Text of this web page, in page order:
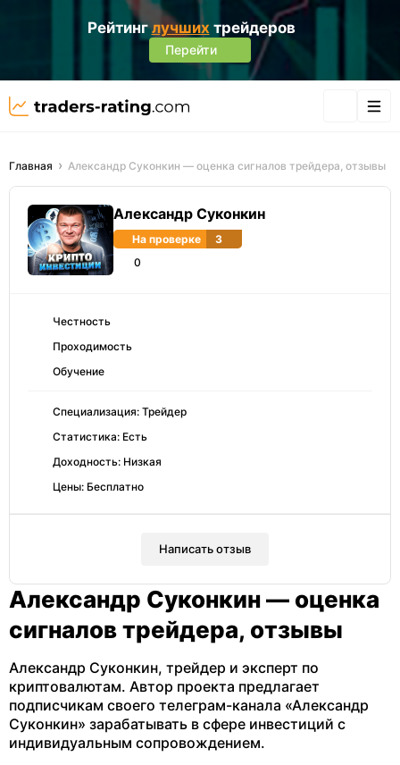
Рейтинглучших трейдеров
Перейти
Главная Александр Суконкин — оценка сигналов трейдера, отзывы
Александр Суконкин
На проверке
3
0
Честность
Проходимость
Обучение
Специализация: Трейдер
Статистика: Есть
Доходность: Низкая
Цены: Бесплатно
Написать отзыв
Александр Суконкин — оценка
сигналов трейдера, отзывы
Александр Суконкин, трейдер и эксперт по
криптовалютам. Автор проекта предлагает
подписчикам своего телеграм-канала «Александр
Суконкин» зарабатывать в сфере инвестиций с
индивидуальным сопровождением.